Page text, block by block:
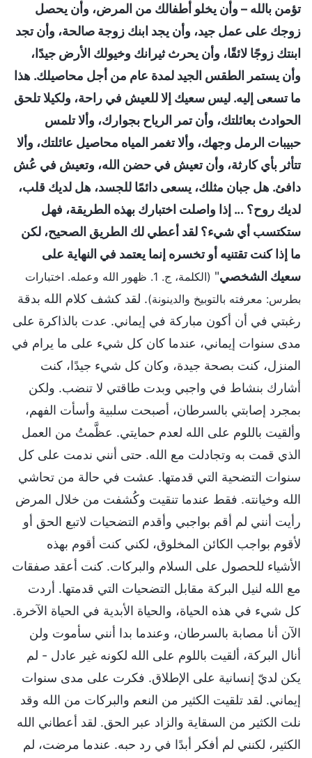
تؤمن بالله – وأن يخلو أطفالك من المرض، وأن يحصل
زوجك على عمل جيد، وأن يجد ابنك زوجة صالحة، وأن تجد
ابنتك زوجًا لائقًا، وأن يحرث ثيرانك وخيولك الأرض جيدًا،
وأن يستمر الطقس الجيد لمدة عام من أجل محاصيلك. هذا
ما تسعى إليه. ليس سعيك إلا للعيش في راحة، ولكيلا تلحق
الحوادث بعائلتك، وأن تمر الرياح بجوارك، وألا تلمس
حبيبات الرمل وجهك، وألا تغمر المياه محاصيل عائلتك، وألا
تتأثر بأي كارثة، وأن تعيش في حضن الله، وتعيش في عُش
دافئ. هل جبان مثلك، يسعى دائمًا للجسد، هل لديك قلب،
لديك روح؟ ... إذا واصلت اختبارك بهذه الطريقة، فهل
ستكتسب أي شيء؟ لقد أعطي لك الطريق الصحيح، لكن
ما إذا كنت تقتنيه أو تخسره إنما يعتمد في النهاية على
سعيك الشخصي"
(الكلمة، ج. 1. ظهور الله وعمله. اختبارات
بطرس: معرفته بالتوبيخ والدينونة). لقد كشف كلام الله بدقة
رغبتي في أن أكون مباركة في إيماني. عدت بالذاكرة على
مدى سنوات إيماني، عندما كان كل شيء على ما يرام في
المنزل، كنت بصحة جيدة، وكان كل شيء جيدًا، كنت
أشارك بنشاط في واجبي وبدت طاقتي لا تنضب. ولكن
بمجرد إصابتي بالسرطان، أصبحت سلبية وأسأت الفهم،
وألقيت باللوم على الله لعدم حمايتي. عظَّمتُ من العمل
الذي قمت به وتجادلت مع الله. حتى أنني ندمت على كل
سنوات التضحية التي قدمتها. عشت في حالة من تحاشي
الله وخيانته. فقط عندما تنقيت وكُشفت من خلال المرض
رأيت أنني لم أقم بواجبي وأقدم التضحيات لاتبع الحق أو
لأقوم بواجب الكائن المخلوق، لكني كنت أقوم بهذه
الأشياء للحصول على السلام والبركات. كنت أعقد صفقات
مع الله لنيل البركة مقابل التضحيات التي قدمتها. أردت
كل شيء في هذه الحياة، والحياة الأبدية في الحياة الآخرة.
الآن أنا مصابة بالسرطان، وعندما بدا أنني سأموت ولن
أنال البركة، ألقيت باللوم على الله لكونه غير عادل - لم
يكن لديّ إنسانية على الإطلاق. فكرت على مدى سنوات
إيماني. لقد تلقيت الكثير من النعم والبركات من الله وقد
نلت الكثير من السقاية والزاد عبر الحق. لقد أعطاني الله
الكثير، لكنني لم أفكر أبدًا في رد حبه. عندما مرضت، لم